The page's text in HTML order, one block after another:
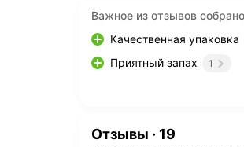
Важное из отзывов
Качественная упаковка
Приятный запах 1
Отзывы · 19